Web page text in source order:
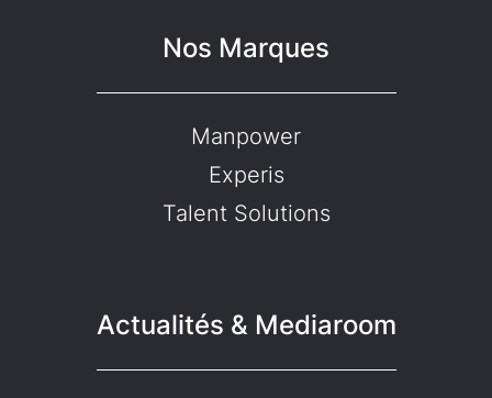
Nos Marques
Manpower
Experis
Talent Solutions
Actualités & Mediaroom